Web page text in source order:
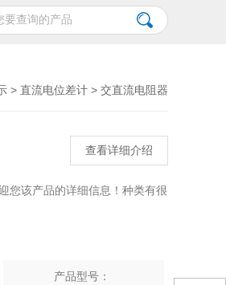
> 直流电位差计 > 交直流电阻器
查看详细介绍
您该产品的详细信息！种类有很
产品型号：